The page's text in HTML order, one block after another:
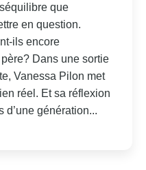
que
en question.
ils encore
Dans une sortie
Vanessa Pilon met
réel. Et sa réflexion
d’une génération...